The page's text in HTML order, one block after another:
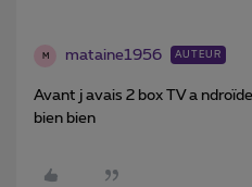
M mataine1956 AUTEUR
Avant j avais 2 box TV a
bien bien